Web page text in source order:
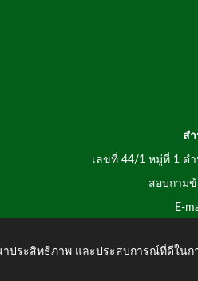
ส
เลขที่ 44/1 หมู่ที่ 1 ต
สอบถาม
E-
าประสิทธิภาพ และประสบการณ์ที่ดีใน